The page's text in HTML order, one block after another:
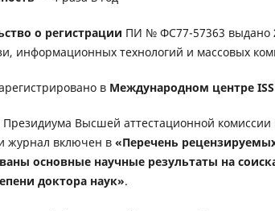
о регистрации ПИ № ФС77-57363 выдано
информационных технологий и массовых
в Международном центре
Высшей аттестационной комиссии
журнал включен в «Перечень
основные научные результаты на
доктора наук».